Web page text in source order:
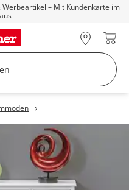
Werbeartikel – Mit Kundenkarte im